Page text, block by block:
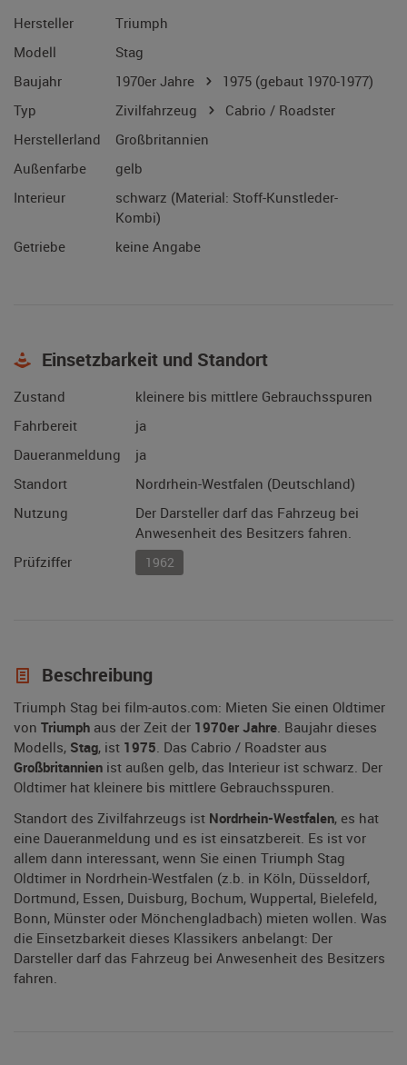
Hersteller
Triumph
Modell
Stag
Baujahr
1970er Jahre 1975 (gebaut 1970-1977)
Typ
Zivilfahrzeug
Cabrio / Roadster
Herstellerland
Großbritannien
Außenfarbe
gelb
Interieur
schwarz (Material: Stoff-Kunstleder-
Kombi)
Getriebe
keine Angabe
Einsetzbarkeit und Standort
Zustand
kleinere bis mittlere Gebrauchsspuren
Fahrbereit
ja
Daueranmeldung
ja
Standort
Nordrhein-Westfalen (Deutschland)
Nutzung
Der Darsteller darf das Fahrzeug bei
Anwesenheit des Besitzers fahren.
Prüfziffer
1962
Beschreibung
Triumph Stag bei film-autos.com: Mieten Sie einen Oldtimer
von Triumph aus der Zeit der 1970er Jahre. Baujahr dieses
Modells, Stag, ist 1975. Das Cabrio / Roadster aus
Großbritannien ist außen gelb, das Interieur ist schwarz. Der
Oldtimer hat kleinere bis mittlere Gebrauchsspuren.
Standort des Zivilfahrzeugs ist Nordrhein-Westfalen, es hat
eine Daueranmeldung und es ist einsatzbereit. Es ist vor
allem dann interessant, wenn Sie einen Triumph Stag
Oldtimer in Nordrhein-Westfalen (z.b. in Köln, Düsseldorf,
Dortmund, Essen, Duisburg, Bochum, Wuppertal, Bielefeld,
Bonn, Münster oder Mönchengladbach) mieten wollen. Was
die Einsetzbarkeit dieses Klassikers anbelangt: Der
Darsteller darf das Fahrzeug bei Anwesenheit des Besitzers
fahren.